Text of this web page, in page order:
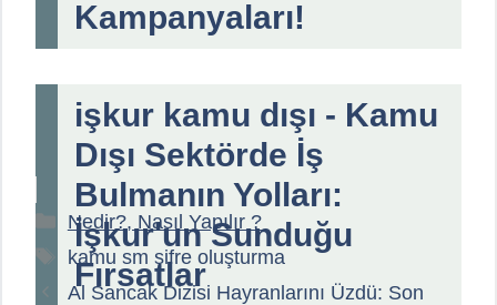
Kampanyaları!
işkur kamu dışı - Kamu
Dışı Sektörde İş
Bulmanın Yolları:
İşkur'un Sunduğu
Fırsatlar
Kategoriler
Nedir?, Nasıl Yapılır ?
Etiketler
kamu sm şifre oluşturma
Al Sancak Dizisi Hayranlarını Üzdü: Son